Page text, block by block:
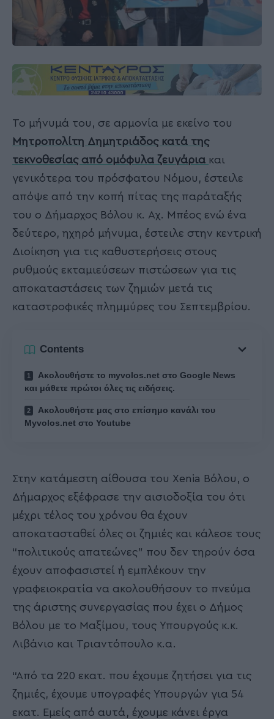
Το μήνυμά του, σε αρμονία με εκείνο του
Μητροπολίτη Δημητριάδος κατά της
τεκνοθεσίας από ομόφυλα ζευγάρια και
γενικότερα του πρόσφατου Νόμου, έστειλε
απόψε από την κοπή πίτας της παράταξής
του ο Δήμαρχος Βόλου κ. Αχ. Μπέος ενώ ένα
δεύτερο, ηχηρό μήνυμα, έστειλε στην κεντρική
Διοίκηση για τις καθυστερήσεις στους
ρυθμούς εκταμιεύσεων πιστώσεων για τις
αποκαταστάσεις των ζημιών μετά τις
καταστροφικές πλημμύρες του Σεπτεμβρίου.
Contents
Ακολουθήστε το myvolos.net στο Google News
και μάθετε πρώτοι όλες τις ειδήσεις.
Ακολουθήστε μας στο επίσημο κανάλι του
Myvolos.net στο Youtube
Στην κατάμεστη αίθουσα του Xenia Βόλου, ο
Δήμαρχος εξέφρασε την αισιοδοξία του ότι
μέχρι τέλος του χρόνου θα έχουν
αποκατασταθεί όλες οι ζημιές και κάλεσε τους
“πολιτικούς απατεώνες” που δεν τηρούν όσα
έχουν αποφασιστεί ή εμπλέκουν την
γραφειοκρατία να ακολουθήσουν το πνεύμα
της άριστης συνεργασίας που έχει ο Δήμος
Βόλου με το Μαξίμου, τους Υπουργούς κ.κ.
Λιβάνιο και Τριαντόπουλο κ.α.
“Από τα 220 εκατ. που έχουμε ζητήσει για τις
ζημιές, έχουμε υπογραφές Υπουργών για 54
εκατ. Εμείς από αυτά, έχουμε κάνει έργα